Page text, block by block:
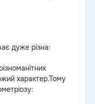
дуже різна:
характер.Тому